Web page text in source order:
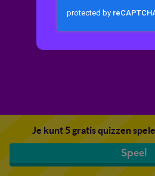
Je kunt 5 gratis quizzen
Speel